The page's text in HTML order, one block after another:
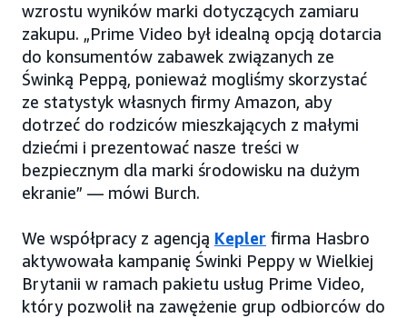
wzrostu wyników marki dotyczących zamiaru
zakupu. „Prime Video był idealną opcją dotarcia
do konsumentów zabawek związanych ze
Świnką Peppą, ponieważ mogliśmy skorzystać
ze statystyk własnych firmy Amazon, aby
dotrzeć do rodziców mieszkających z małymi
dziećmi i prezentować nasze treści w
bezpiecznym dla marki środowisku na dużym
ekranie” — mówi Burch.
We współpracy z agencją Kepler firma Hasbro
aktywowała kampanię Świnki Peppy w Wielkiej
Brytanii w ramach pakietu usług Prime Video,
który pozwolił na zawężenie grup odbiorców do